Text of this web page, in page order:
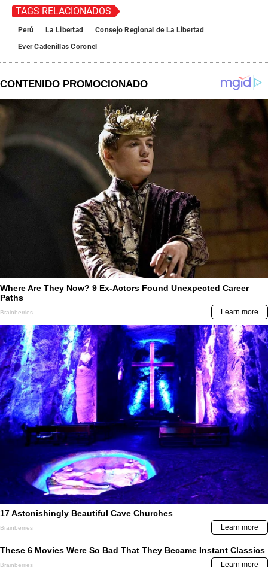
TAGS RELACIONADOS
Perú La Libertad
Consejo Regional de La Libertad
Ever Cadenillas Coronel